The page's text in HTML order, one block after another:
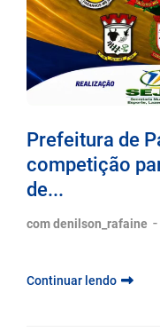
Prefeitura de
competição
de...
com denilson_rafaine -
Continuar lendo